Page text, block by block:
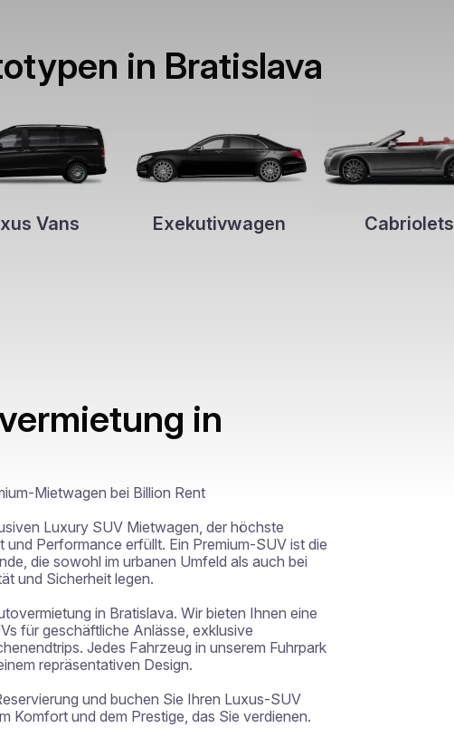
in Bratislava
Vans Exekutivwagen Cabriolets
in
Mietwagen bei Billion Rent
Luxury SUV Mietwagen, der höchste
Performance erfüllt. Ein Premium-SUV ist die
die sowohl im urbanen Umfeld als auch bei
und Sicherheit legen.
in Bratislava. Wir bieten Ihnen eine
für geschäftliche Anlässe, exklusive
Jedes Fahrzeug in unserem Fuhrpark
repräsentativen Design.
und buchen Sie Ihren Luxus-SUV
Komfort und dem Prestige, das Sie verdienen.